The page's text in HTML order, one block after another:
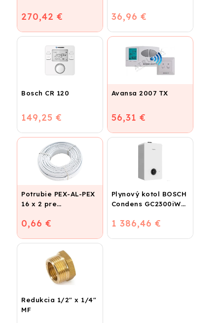
270,42 € 36,96 €
Bosch CR 120
149,25 €
Avansa 2007 TX
56,31 €
Potrubie PEX-AL-PEX
16 x 2 pre
podlahové kúrenie a
0,66 €
Plynový kotol BOSCH
Condens GC2300iW
kondenzačný
1 386,46 €
Redukcia 1/2" x 1/4"
MF